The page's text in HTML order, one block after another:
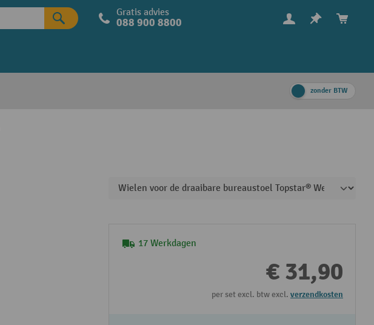
Gratis advies
088 900 8800
zonder BTW
17 Werkdagen
€ 31,90
per set excl. btw excl. verzendkosten